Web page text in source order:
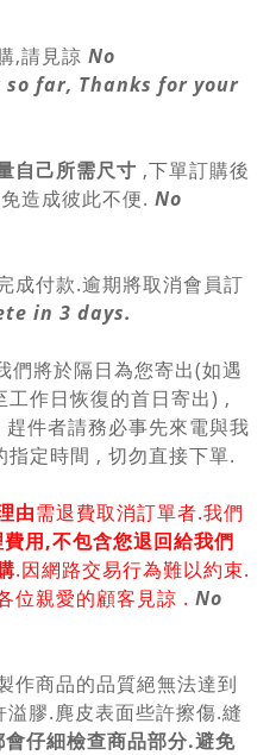
,請見諒 No
far, Thanks for your
自己所需尺寸 ,下單訂購後
造成彼此不便. No
成付款.逾期將取消會員訂
in 3 days.
將於隔日為您寄出(如遇
作日恢復的首日寄出) ,
件者請務必事先來電與我
定時間 , 切勿直接下單.
由需退費取消訂單者.我們
用,不包含您退回給我們
.因網路交易行為難以約束.
位親愛的顧客見諒 . No
商品的品質絕無法達到
膠.麂皮表面些許擦傷.縫
會仔細檢查商品部分.避免